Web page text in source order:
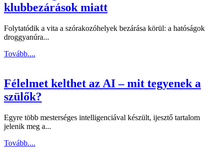
klubbezárások miatt
Folytatódik a vita a szórakozóhelyek bezárása körül: a hatóságok
droggyanúra...
Tovább....
Félelmet kelthet az AI – mit tegyenek a
szülők?
Egyre több mesterséges intelligenciával készült, ijesztő tartalom
jelenik meg a...
Tovább....